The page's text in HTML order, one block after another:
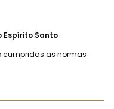
Espírito Santo
cumpridas as normas